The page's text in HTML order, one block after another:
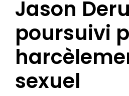
Jason
poursuivi
sexuel